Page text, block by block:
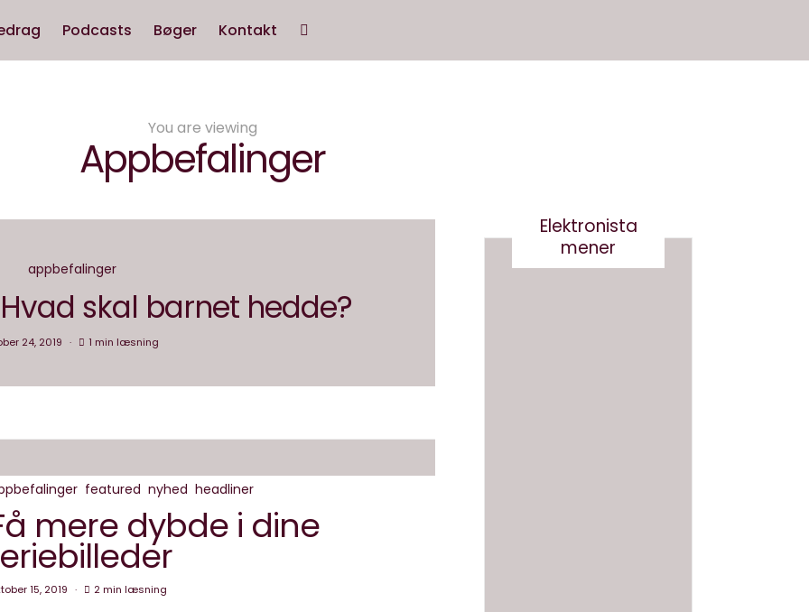
Podcasts Bøger Kontakt
You are viewing
Appbefalinger
appbefalinger
skal barnet hedde?
24, 2019 1 min læsning
featured nyhed headliner
mere dybde i dine
15, 2019 2 min læsning
Elektronista
mener